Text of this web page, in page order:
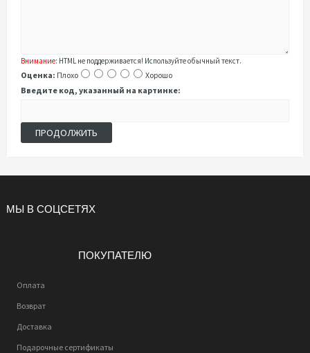
Внимание: HTML не поддерживается! Используйте обычный текст.
Оценка: Плохо
Хорошо
Введите код, указанный на картинке:
ПРОДОЛЖИТЬ
МЫ В СОЦСЕТЯХ
ПОКУПАТЕЛЮ
Оплата
Возврат
Доставка
Подарочные сертификаты